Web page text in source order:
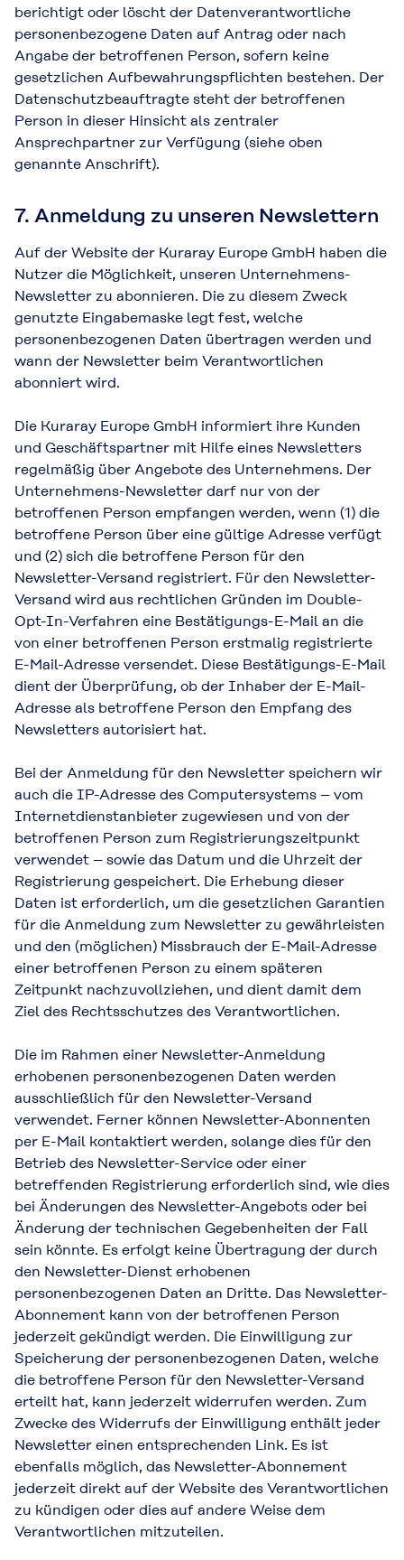
berichtigt oder löscht der Datenverantwortliche
personenbezogene Daten auf Antrag oder nach
Angabe der betroffenen Person, sofern keine
gesetzlichen Aufbewahrungspflichten bestehen. Der
Datenschutzbeauftragte steht der betroffenen
Person in dieser Hinsicht als zentraler
Ansprechpartner zur Verfügung (siehe oben
genannte Anschrift).
7. Anmeldung zu unseren Newslettern
Auf der Website der Kuraray Europe GmbH haben die
Nutzer die Möglichkeit, unseren Unternehmens-
Newsletter zu abonnieren. Die zu diesem Zweck
genutzte Eingabemaske legt fest, welche
personenbezogenen Daten übertragen werden und
wann der Newsletter beim Verantwortlichen
abonniert wird.
Die Kuraray Europe GmbH informiert ihre Kunden
und Geschäftspartner mit Hilfe eines Newsletters
regelmäßig über Angebote des Unternehmens. Der
Unternehmens-Newsletter darf nur von der
betroffenen Person empfangen werden, wenn (1) die
betroffene Person über eine gültige Adresse verfügt
und (2) sich die betroffene Person für den
Newsletter-Versand registriert. Für den Newsletter-
Versand wird aus rechtlichen Gründen im Double-
Opt-In-Verfahren eine Bestätigungs-E-Mail an die
von einer betroffenen Person erstmalig registrierte
E-Mail-Adresse versendet. Diese Bestätigungs-E-Mail
dient der Überprüfung, ob der Inhaber der E-Mail-
Adresse als betroffene Person den Empfang des
Newsletters autorisiert hat.
Bei der Anmeldung für den Newsletter speichern wir
auch die IP-Adresse des Computersystems – vom
Internetdienstanbieter zugewiesen und von der
betroffenen Person zum Registrierungszeitpunkt
verwendet – sowie das Datum und die Uhrzeit der
Registrierung gespeichert. Die Erhebung dieser
Daten ist erforderlich, um die gesetzlichen Garantien
für die Anmeldung zum Newsletter zu gewährleisten
und den (möglichen) Missbrauch der E-Mail-Adresse
einer betroffenen Person zu einem späteren
Zeitpunkt nachzuvollziehen, und dient damit dem
Ziel des Rechtsschutzes des Verantwortlichen.
Die im Rahmen einer Newsletter-Anmeldung
erhobenen personenbezogenen Daten werden
ausschließlich für den Newsletter-Versand
verwendet. Ferner können Newsletter-Abonnenten
per E-Mail kontaktiert werden, solange dies für den
Betrieb des Newsletter-Service oder einer
betreffenden Registrierung erforderlich sind, wie dies
bei Änderungen des Newsletter-Angebots oder bei
Änderung der technischen Gegebenheiten der Fall
sein könnte. Es erfolgt keine Übertragung der durch
den Newsletter-Dienst erhobenen
personenbezogenen Daten an Dritte. Das Newsletter-
Abonnement kann von der betroffenen Person
jederzeit gekündigt werden. Die Einwilligung zur
Speicherung der personenbezogenen Daten, welche
die betroffene Person für den Newsletter-Versand
erteilt hat, kann jederzeit widerrufen werden. Zum
Zwecke des Widerrufs der Einwilligung enthält jeder
Newsletter einen entsprechenden Link. Es ist
ebenfalls möglich, das Newsletter-Abonnement
jederzeit direkt auf der Website des Verantwortlichen
zu kündigen oder dies auf andere Weise dem
Verantwortlichen mitzuteilen.